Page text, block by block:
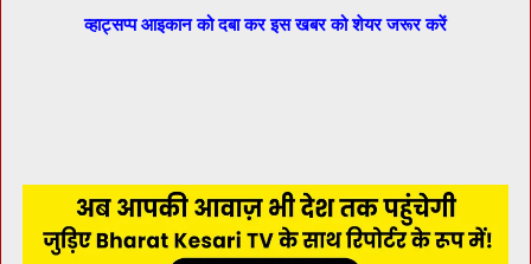
व्हाट्सप्प आइकान को दबा कर इस खबर को शेयर जरूर करें